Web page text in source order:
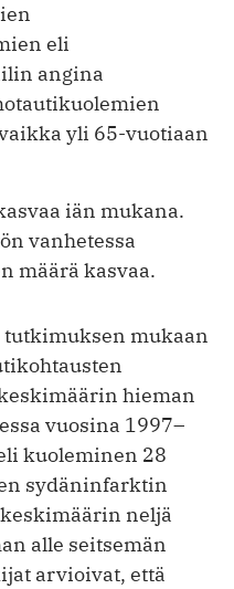
eli
angina
yli 65-vuotiaan
iän mukana.
vanhetessa
määrä kasvaa.
mukaan
hieman
vuosina 1997–
kuoleminen 28
sydäninfarktin
neljä
alle seitsemän
arvioivat, että